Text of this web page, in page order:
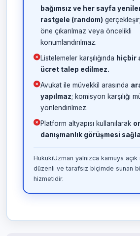
bağımsız ve her sayfa
rastgele (random)
öne çıkarılmaz veya öncelikli
konumlandırılmaz.
Listelemeler karşılığında hiçbir
ücret talep edilmez.
Avukat ile müvekkil arasında
yapılmaz; komisyon karşılığı
yönlendirilmez.
Platform altyapısı kullanılarak
danışmanlık görüşmesi
HukukiUzman yalnızca kamuya
düzenli ve tarafsız biçimde sunan
hizmetidir.